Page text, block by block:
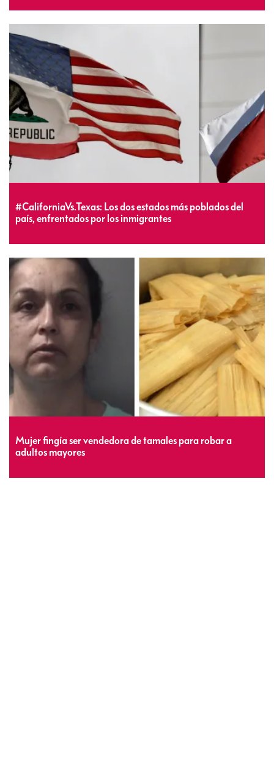
#CaliforniaVs.Texas: Los dos estados más poblados del
país, enfrentados por los inmigrantes
Mujer fingía ser vendedora de tamales para robar a
adultos mayores